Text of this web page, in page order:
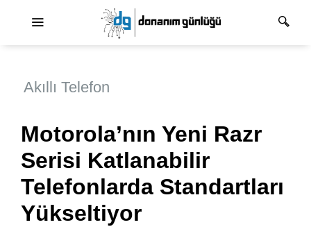
Akıllı Telefon
Motorola’nın Yeni Razr
Serisi Katlanabilir
Telefonlarda Standartları
Yükseltiyor